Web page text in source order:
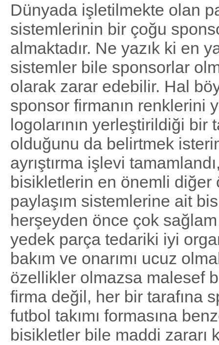
Dünyada işletilmekte olan
sistemlerinin bir çoğu
almaktadır. Ne yazık ki en
sistemler bile sponsorlar
olarak zarar edebilir. Hal
sponsor firmanın renklerini
logolarının yerleştirildiği bir
olduğunu da belirtmek
ayrıştırma işlevi
bisikletlerin en önemli diğer
paylaşım sistemlerine ait
herşeyden önce çok sağlam
yedek parça tedariki iyi
bakım ve onarımı ucuz
özellikler olmazsa malesef
firma değil, her bir tarafına
futbol takımı formasına
bisikletler bile maddi zararı